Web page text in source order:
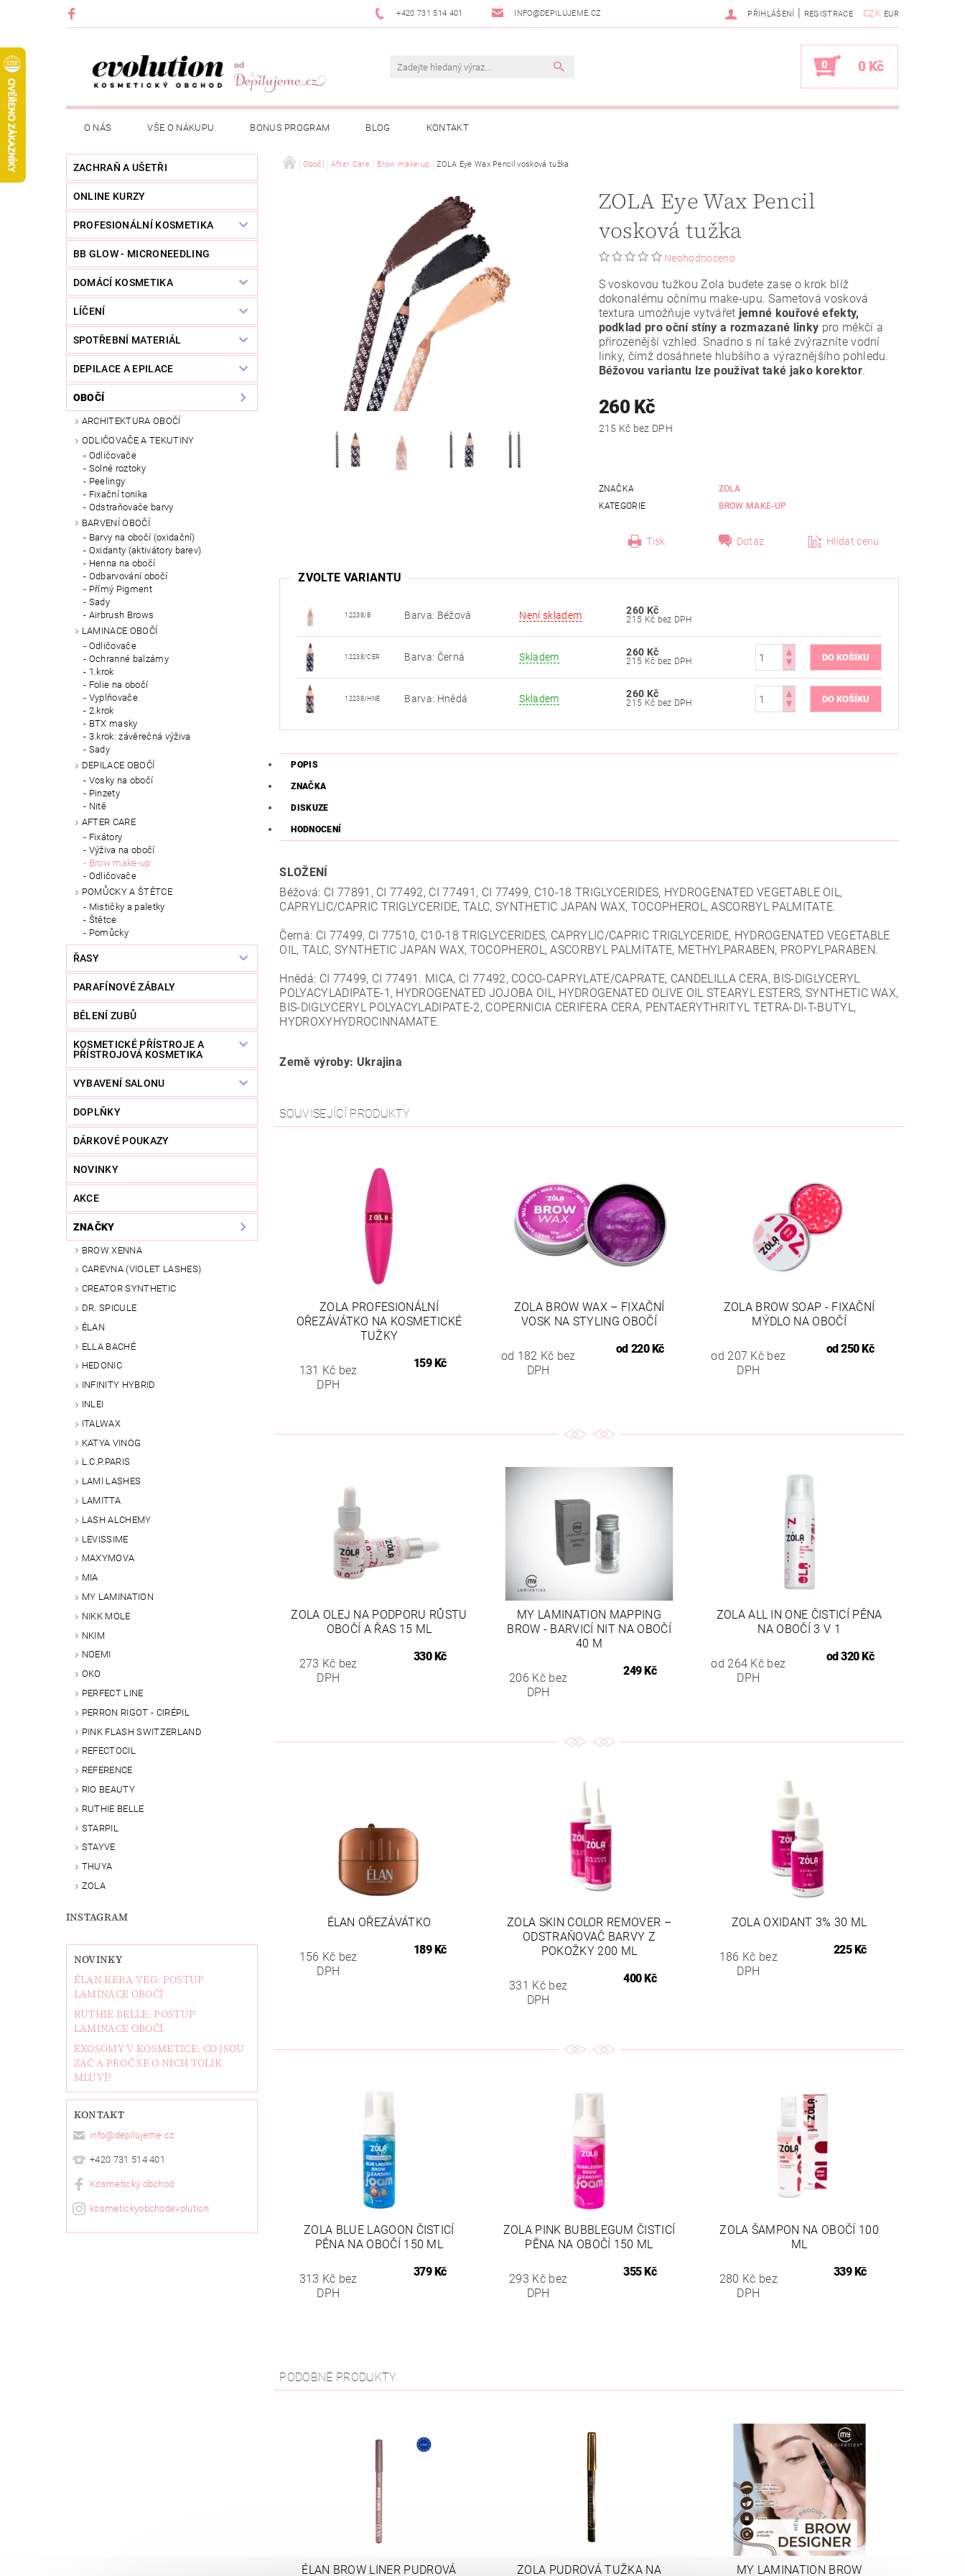
+420 731 514 401 INFO@DEPILUJEME.CZ CZK EUR
PŘIHLÁŠENÍ | REGISTRACE
0 0 Kč
O NÁS VŠE O NÁKUPU BONUS PROGRAM BLOG KONTAKT
ZACHRAŇ A UŠETŘI
ONLINE KURZY
PROFESIONÁLNÍ KOSMETIKA
BB GLOW - MICRONEEDLING
DOMÁCÍ KOSMETIKA
LÍČENÍ
SPOTŘEBNÍ MATERIÁL
DEPILACE A EPILACE
OBOČÍ
ARCHITEKTURA OBOČÍ
ODLIČOVAČE A TEKUTINY
Odličovače
Solné roztoky
Peelingy
Fixační tonika
Odstraňovače barvy
BARVENÍ OBOČÍ
Barvy na obočí (oxidační)
Oxidanty (aktivátory barev)
Henna na obočí
Odbarvování obočí
Přímý Pigment
Sady
Airbrush Brows
LAMINACE OBOČÍ
Odličovače
Ochranné balzámy
1.krok
Folie na obočí
Vyplňovače
2.krok
BTX masky
3.krok: závěrečná výživa
Sady
DEPILACE OBOČÍ
Vosky na obočí
Pinzety
Nitě
AFTER CARE
Fixátory
Výživa na obočí
Brow make-up
Odličovače
POMŮCKY A ŠTĚTCE
Mističky a paletky
Štětce
Pomůcky
ŘASY
PARAFÍNOVÉ ZÁBALY
BĚLENÍ ZUBŮ
KOSMETICKÉ PŘÍSTROJE A
PŘÍSTROJOVÁ KOSMETIKA
VYBAVENÍ SALONU
DOPLŇKY
DÁRKOVÉ POUKAZY
NOVINKY
AKCE
ZNAČKY
BROW XENNA
CAREVNA (VIOLET LASHES)
CREATOR SYNTHETIC
DR. SPICULE
ÉLAN
ELLA BACHÉ
HEDONIC
INFINITY HYBRID
INLEI
ITALWAX
KATYA VINOG
L.C.P.PARIS
LAMI LASHES
LAMITTA
LASH ALCHEMY
LEVISSIME
MAXYMOVA
MIA
MY LAMINATION
NIKK MOLE
NKIM
NOEMI
OKO
PERFECT LINE
PERRON RIGOT - CIRÉPIL
PINK FLASH SWITZERLAND
REFECTOCIL
REFERENCE
RIO BEAUTY
RUTHIE BELLE
STARPIL
STAYVE
THUYA
ZOLA
INSTAGRAM
NOVINKY
ÉLAN KERA VEG: POSTUP
LAMINACE OBOČÍ
RUTHIE BELLE: POSTUP
LAMINACE OBOČÍ
EXOSOMY V KOSMETICE: CO JSOU
ZAČ A PROČ SE O NICH TOLIK
MLUVÍ?
KONTAKT
info@depilujeme.cz
+420 731 514 401
Kosmetický obchod
kosmetickyobchodevolution
Obočí After Care Brow make-up ZOLA Eye Wax Pencil vosková tužka
ZOLA Eye Wax Pencil
vosková tužka
Neohodnoceno
S voskovou tužkou Zola budete zase o krok blíž
dokonalému očnímu make-upu. Sametová vosková
textura umožňuje vytvářet jemné kouřové efekty,
podklad pro oční stíny a rozmazané linky pro měkčí a
přirozenější vzhled. Snadno s ní také zvýrazníte vodní
linky, čímž dosáhnete hlubšího a výraznějšího pohledu.
Béžovou variantu lze používat také jako korektor.
260 Kč
215 Kč bez DPH
ZNAČKA
ZOLA
KATEGORIE
BROW MAKE-UP
Tisk Dotaz Hlídat cenu
ZVOLTE VARIANTU
12238/B Barva: Béžová Není skladem 260 Kč
215 Kč bez DPH
12238/CER Barva: Černá Skladem 260 Kč
215 Kč bez DPH
12238/HNE Barva: Hnědá Skladem 260 Kč
215 Kč bez DPH
POPIS
ZNAČKA
DISKUZE
HODNOCENÍ
SLOŽENÍ
Béžová: CI 77891, CI 77492, CI 77491, CI 77499, C10-18 TRIGLYCERIDES, HYDROGENATED VEGETABLE OIL,
CAPRYLIC/CAPRIC TRIGLYCERIDE, TALC, SYNTHETIC JAPAN WAX, TOCOPHEROL, ASCORBYL PALMITATE.
Černá: CI 77499, CI 77510, C10-18 TRIGLYCERIDES, CAPRYLIC/CAPRIC TRIGLYCERIDE, HYDROGENATED VEGETABLE
OIL, TALC, SYNTHETIC JAPAN WAX, TOCOPHEROL, ASCORBYL PALMITATE, METHYLPARABEN, PROPYLPARABEN.
Hnědá: CI 77499, CI 77491. MICA, CI 77492, COCO-CAPRYLATE/CAPRATE, CANDELILLA CERA, BIS-DIGLYCERYL
POLYACYLADIPATE-1, HYDROGENATED JOJOBA OIL, HYDROGENATED OLIVE OIL STEARYL ESTERS, SYNTHETIC WAX,
BIS-DIGLYCERYL POLYACYLADIPATE-2, COPERNICIA CERIFERA CERA, PENTAERYTHRITYL TETRA-DI-T-BUTYL,
HYDROXYHYDROCINNAMATE.
Země výroby: Ukrajina
SOUVISEJÍCÍ PRODUKTY
ZOLA PROFESIONÁLNÍ
OŘEZÁVÁTKO NA KOSMETICKÉ
TUŽKY
131 Kč bez
DPH
159 Kč
ZOLA BROW WAX – FIXAČNÍ
VOSK NA STYLING OBOČÍ
od 182 Kč bez
DPH
od 220 Kč
ZOLA BROW SOAP - FIXAČNÍ
MÝDLO NA OBOČÍ
od 207 Kč bez
DPH
od250 Kč
ZOLA OLEJ NA PODPORU RŮSTU
OBOČÍ A ŘAS 15 ML
273 Kč bez
DPH
330 Kč
MY LAMINATION MAPPING
BROW - BARVICÍ NIT NA OBOČÍ
40 M
206 Kč bez
DPH
249 Kč
ZOLA ALL IN ONE ČISTICÍ PĚNA
NA OBOČÍ 3 V 1
od 264 Kč bez
DPH
od320 Kč
ÉLAN OŘEZÁVÁTKO
156 Kč bez
DPH
189 Kč
ZOLA SKIN COLOR REMOVER –
ODSTRAŇOVAČ BARVY Z
POKOŽKY 200 ML
331 Kč bez
DPH
400 Kč
ZOLA OXIDANT 3% 30 ML
186 Kč bez
DPH
225 Kč
ZOLA BLUE LAGOON ČISTICÍ
PĚNA NA OBOČÍ 150 ML
313 Kč bez
DPH
379 Kč
ZOLA PINK BUBBLEGUM ČISTICÍ
PĚNA NA OBOČÍ 150 ML
293 Kč bez
DPH
355 Kč
ZOLA ŠAMPON NA OBOČÍ 100
ML
280 Kč bez
DPH
339 Kč
PODOBNÉ PRODUKTY
ÉLAN BROW LINER PUDROVÁ ZOLA PUDROVÁ TUŽKA NA MY LAMINATION BROW